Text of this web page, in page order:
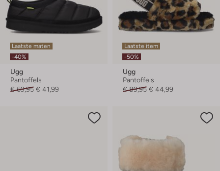
Laatste maten
-40%
Ugg
Pantoffels
€ 69,95 € 41,99
Laatste item
-50%
Ugg
Pantoffels
€ 89,95 € 44,99